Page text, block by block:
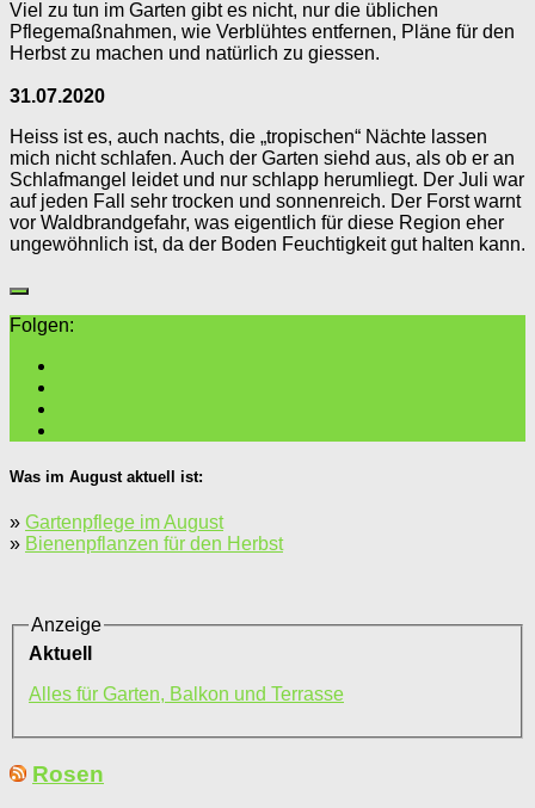
Viel zu tun im Garten gibt es nicht, nur die üblichen
Pflegemaßnahmen, wie Verblühtes entfernen, Pläne für den
Herbst zu machen und natürlich zu giessen.
31.07.2020
Heiss ist es, auch nachts, die „tropischen“ Nächte lassen
mich nicht schlafen. Auch der Garten siehd aus, als ob er an
Schlafmangel leidet und nur schlapp herumliegt. Der Juli war
auf jeden Fall sehr trocken und sonnenreich. Der Forst warnt
vor Waldbrandgefahr, was eigentlich für diese Region eher
ungewöhnlich ist, da der Boden Feuchtigkeit gut halten kann.
Folgen:
Was im August aktuell ist:
» Gartenpflege im August
» Bienenpflanzen für den Herbst
Anzeige
Aktuell
Alles für Garten, Balkon und Terrasse
Rosen